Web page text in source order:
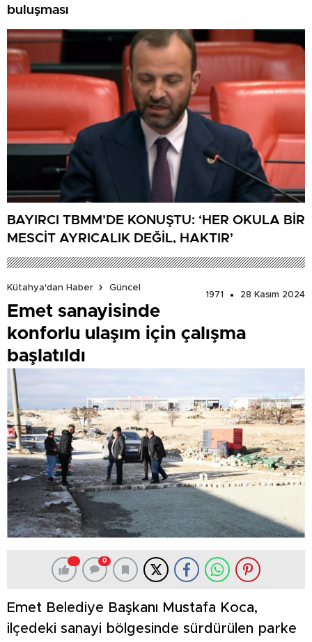
buluşması
BAYIRCI TBMM’DE KONUŞTU: ‘HER OKULA BİR
MESCİT AYRICALIK DEĞİL, HAKTIR’
Kütahya'dan Haber
Güncel
1971
28 Kasım 2024
Emet sanayisinde
konforlu ulaşım için çalışma
başlatıldı
0
Emet Belediye Başkanı Mustafa Koca,
ilçedeki sanayi bölgesinde sürdürülen parke